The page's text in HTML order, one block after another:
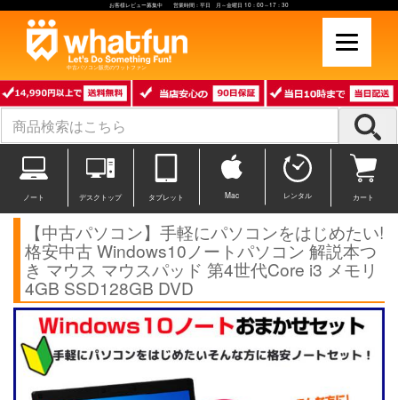
お客様レビュー募集中 営業時間：平日 月～金曜日 10：00～17：30
中古パソコン販売のワットファン
ノート デスクトップ タブレット Mac レンタル カート
【中古パソコン】手軽にパソコンをはじめたい!
格安中古 Windows10ノートパソコン 解説本つ
き マウス マウスパッド 第4世代Core i3 メモリ
4GB SSD128GB DVD